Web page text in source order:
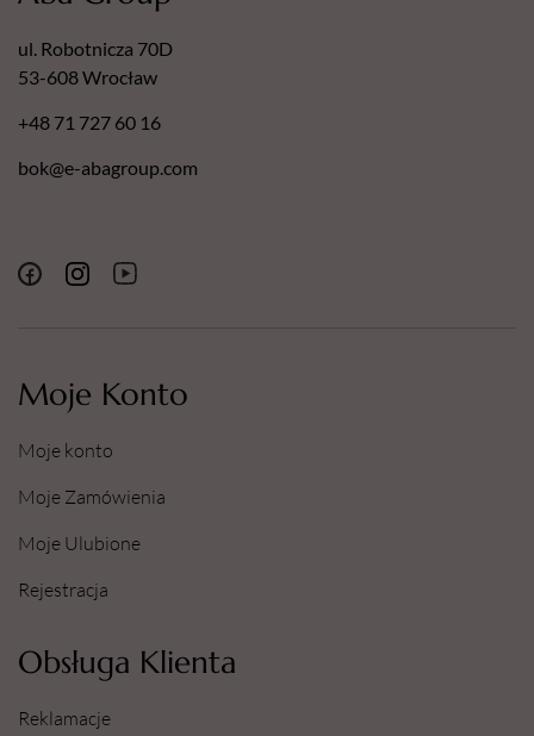
Moje Konto
Moje konto
Moje Zamówienia
Moje Ulubione
Rejestracja
Obsługa Klienta
Reklamacje
ul. Robotnicza 70D
53-608 Wrocław
+48 71 727 60 16
bok@e-abagroup.com